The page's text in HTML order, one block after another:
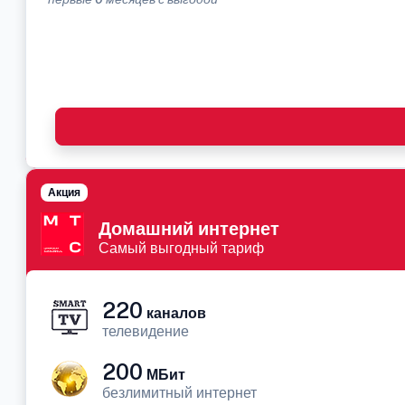
Домашний интернет
Самый выгодный тариф
Акция
220 каналов
телевидение
200 МБит
безлимитный интернет